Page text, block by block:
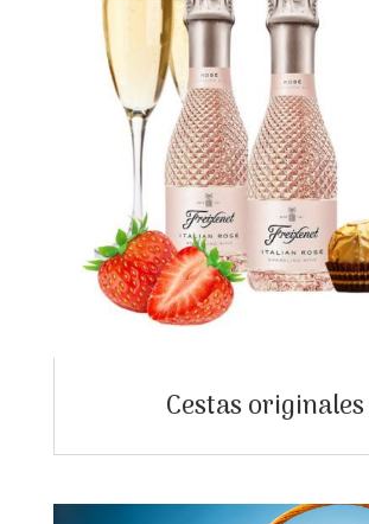
Cestas originales